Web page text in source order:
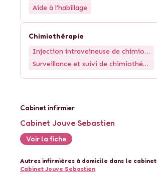
Aide à l’habillage
Chimiothérapie
Injection intraveineuse de chimiothérapi...
Surveillance et suivi de chimiothérapie orale
Cabinetinfirmier
Cabinet Jouve Sebastien
Voir la fiche
Autres infirmières à domicile dans le cabinet
Cabinet Jouve Sebastien